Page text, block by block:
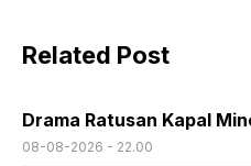
Related Post
Drama Ratusan Kapal
08-08-2026 - 22.00